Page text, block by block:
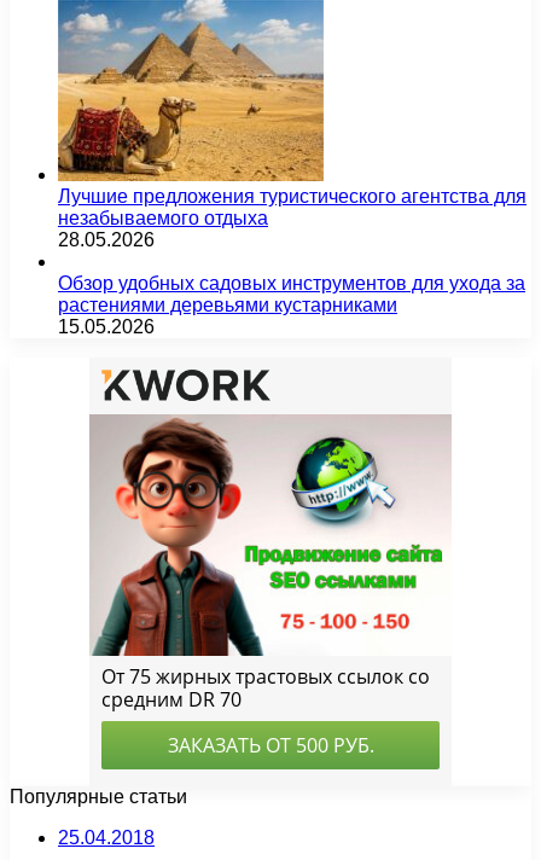
Лучшие предложения туристического агентства для
незабываемого отдыха
28.05.2026
Обзор удобных садовых инструментов для ухода за
растениями деревьями кустарниками
15.05.2026
Популярные статьи
25.04.2018